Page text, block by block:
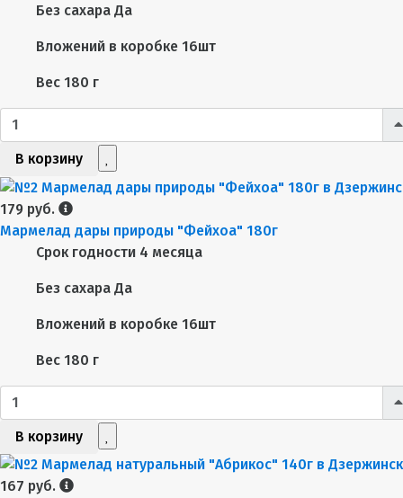
Без сахара Да
Вложений в коробке 16шт
Вес 180 г
В корзину
179 руб.
Мармелад дары природы "Фейхоа" 180г
Срок годности 4 месяца
Без сахара Да
Вложений в коробке 16шт
Вес 180 г
В корзину
167 руб.